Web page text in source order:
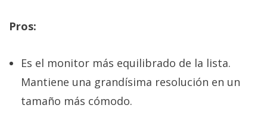
Pros:
Es el monitor más equilibrado de la lista.
Mantiene una grandísima resolución en un
tamaño más cómodo.